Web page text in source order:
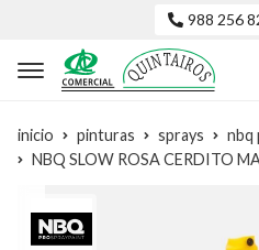
988 256
inicio pinturas sprays nbq
NBQ SLOW ROSA CERDITO